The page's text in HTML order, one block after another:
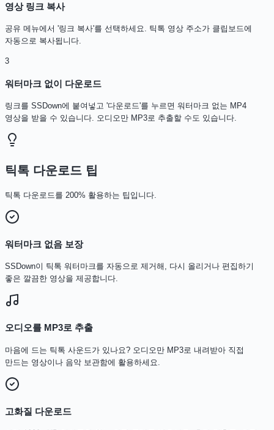
영상 링크 복사
공유 메뉴에서 '링크 복사'를 선택하세요. 틱톡 영상 주소가 클립보드에
자동으로 복사됩니다.
3
워터마크 없이 다운로드
링크를 SSDown에 붙여넣고 '다운로드'를 누르면 워터마크 없는 MP4
영상을 받을 수 있습니다. 오디오만 MP3로 추출할 수도 있습니다.
틱톡 다운로드 팁
틱톡 다운로드를 200% 활용하는 팁입니다.
워터마크 없음 보장
SSDown이 틱톡 워터마크를 자동으로 제거해, 다시 올리거나 편집하기
좋은 깔끔한 영상을 제공합니다.
오디오를 MP3로 추출
마음에 드는 틱톡 사운드가 있나요? 오디오만 MP3로 내려받아 직접
만드는 영상이나 음악 보관함에 활용하세요.
고화질 다운로드